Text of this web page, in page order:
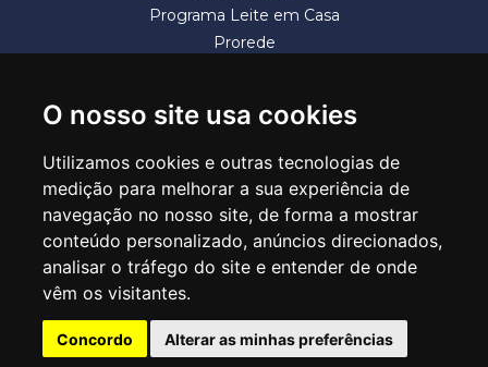
O nosso site usa cookies
Utilizamos cookies e outras tecnologias de
medição para melhorar a sua experiência de
navegação no nosso site, de forma a mostrar
conteúdo personalizado, anúncios direcionados,
analisar o tráfego do site e entender de onde
vêm os visitantes.
Concordo Alterar as minhas preferências
Programa Leite em Casa
Prorede
SECRETARIA DE EDUCAÇÃO
Rua Claudino Barbosa, 313 - Macedo - Guarulhos/SP CEP 07113-040
Central de Atendimento: *55 11 2475-7300